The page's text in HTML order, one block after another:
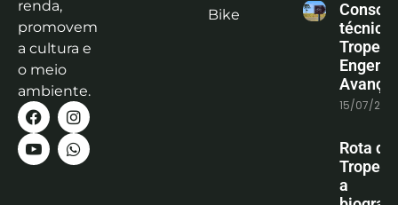
renda,
promovem
a cultura e
o meio
ambiente.
Bike
técnica
15/07/
Rota
a